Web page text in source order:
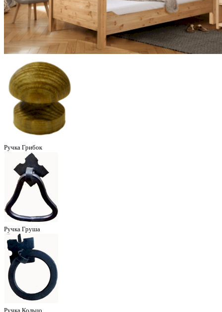
Ручка Грибок
Ручка Груша
Ручка Кольцо